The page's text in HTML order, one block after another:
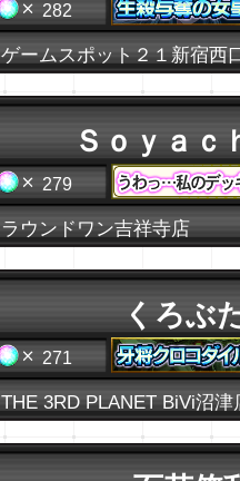
282
ゲームスポット２１新宿西
Ｓｏｙａｃ
279
ラウンドワン吉祥寺店
くろぶ
271
THE 3RD PLANET BiVi沼津